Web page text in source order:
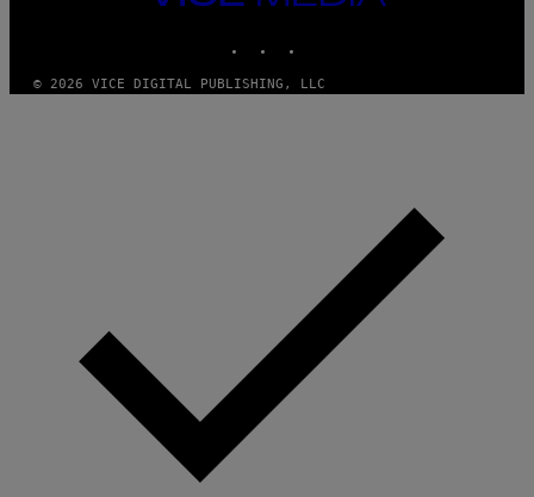
MEDIA
© 2026 VICE DIGITAL PUBLISHING, LLC